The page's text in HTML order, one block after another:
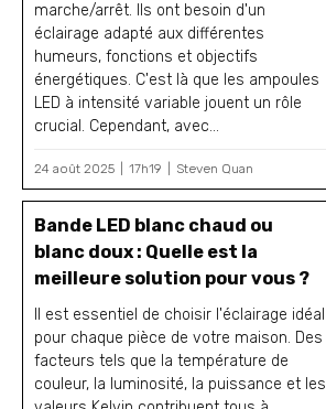
marche/arrêt. Ils ont besoin d'un
éclairage adapté aux différentes
humeurs, fonctions et objectifs
énergétiques. C'est là que les ampoules
LED à intensité variable jouent un rôle
crucial. Cependant, avec...
24 août 2025 17h19 Steven Quan
Bande LED blanc chaud ou
blanc doux : Quelle est la
meilleure solution pour vous ?
Il est essentiel de choisir l'éclairage idéal
pour chaque pièce de votre maison. Des
facteurs tels que la température de
couleur, la luminosité, la puissance et les